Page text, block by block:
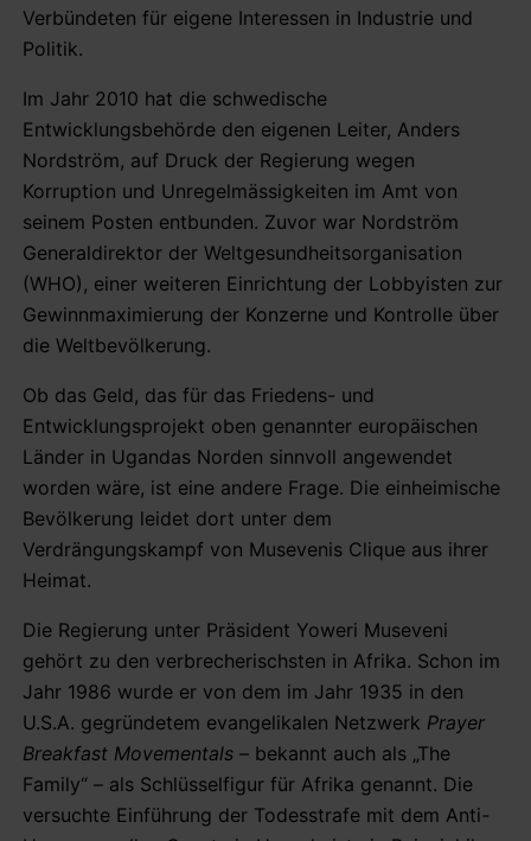
Verbündeten für eigene Interessen in Industrie und
Politik.
Im Jahr 2010 hat die schwedische
Entwicklungsbehörde den eigenen Leiter, Anders
Nordström, auf Druck der Regierung wegen
Korruption und Unregelmässigkeiten im Amt von
seinem Posten entbunden. Zuvor war Nordström
Generaldirektor der Weltgesundheitsorganisation
(WHO), einer weiteren Einrichtung der Lobbyisten zur
Gewinnmaximierung der Konzerne und Kontrolle über
die Weltbevölkerung.
Ob das Geld, das für das Friedens- und
Entwicklungsprojekt oben genannter europäischen
Länder in Ugandas Norden sinnvoll angewendet
worden wäre, ist eine andere Frage. Die einheimische
Bevölkerung leidet dort unter dem
Verdrängungskampf von Musevenis Clique aus ihrer
Heimat.
Die Regierung unter Präsident Yoweri Museveni
gehört zu den verbrecherischsten in Afrika. Schon im
Jahr 1986 wurde er von dem im Jahr 1935 in den
U.S.A. gegründetem evangelikalen Netzwerk Prayer
Breakfast Movementals – bekannt auch als „The
Family“ – als Schlüsselfigur für Afrika genannt. Die
versuchte Einführung der Todesstrafe mit dem Anti-